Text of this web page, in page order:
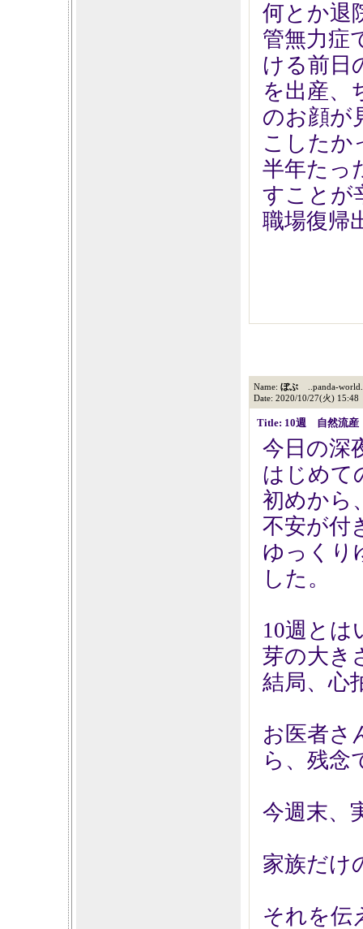
何とか退
管無力症
ける前日
を出産、
のお顔が
こしたか
半年たっ
すことが
職場復帰
Name: ぼぶ..panda-
Date: 2020/10/27(火) 15:48
Title: 10週 自然流産
今日の深
はじめて
初めから
不安が付
ゆっくり
した。
10週とは
芽の大き
結局、心
お医者さ
ら、残念
今週末、
家族だけ
それを伝